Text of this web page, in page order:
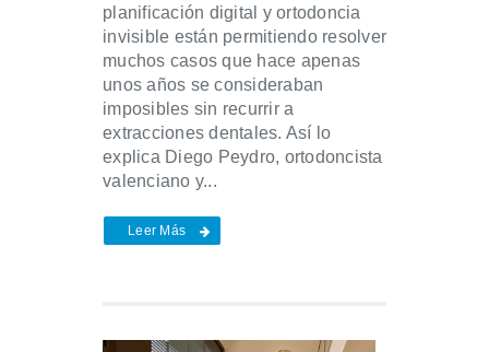
planificación digital y ortodoncia
invisible están permitiendo resolver
muchos casos que hace apenas
unos años se consideraban
imposibles sin recurrir a
extracciones dentales. Así lo
explica Diego Peydro, ortodoncista
valenciano y...
Leer Más